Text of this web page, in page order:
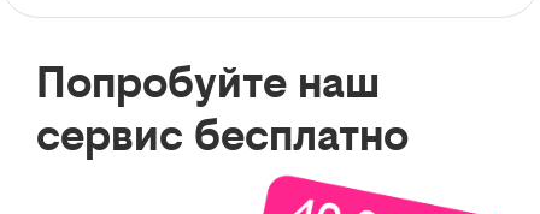
Попробуйте наш
сервис бесплатно